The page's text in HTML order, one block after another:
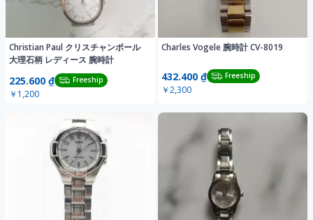
Christian Paul クリスチャンポール
大理石柄 レディース 腕時計
225.600 ₫ Freeship
￥1,200
Charles Vogele 腕時計 CV-8019
432.400 ₫ Freeship
￥2,300